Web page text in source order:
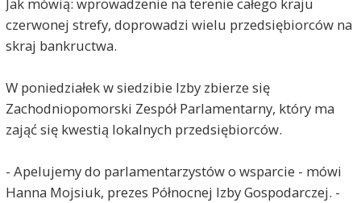
czerwonej strefy, doprowadzi wielu przedsiębiorców na
skraj bankructwa.
W poniedziałek w siedzibie Izby zbierze się
Zachodniopomorski Zespół Parlamentarny, który ma
zająć się kwestią lokalnych przedsiębiorców.
- Apelujemy do parlamentarzystów o wsparcie - mówi
Hanna Mojsiuk, prezes Północnej Izby Gospodarczej. -